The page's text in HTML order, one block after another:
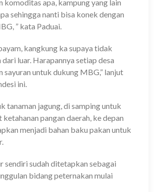
komoditas apa, kampung yang lain
sehingga nanti bisa konek dengan
” kata Paduai.
kangkung ka supaya tidak
luar. Harapannya setiap desa
sayuran untuk dukung MBG,” lanjut
ini.
tanaman jagung, di samping untuk
pangan daerah, ke depan
menjadi bahan baku pakan untuk
sendiri sudah ditetapkan sebagai
bidang peternakan mulai